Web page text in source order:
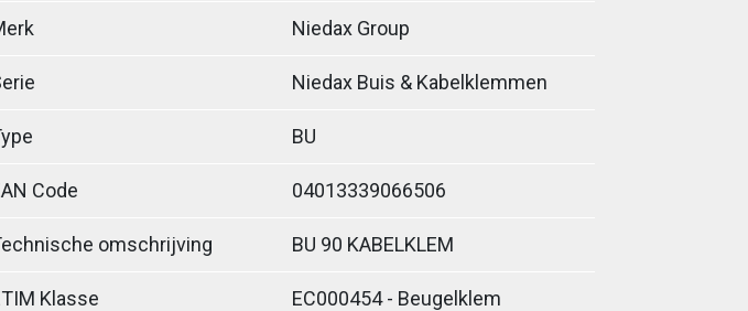
Niedax Group
Niedax Buis & Kabelklemmen
BU
Code 04013339066506
omschrijving BU 90 KABELKLEM
Klasse EC000454 - Beugelklem